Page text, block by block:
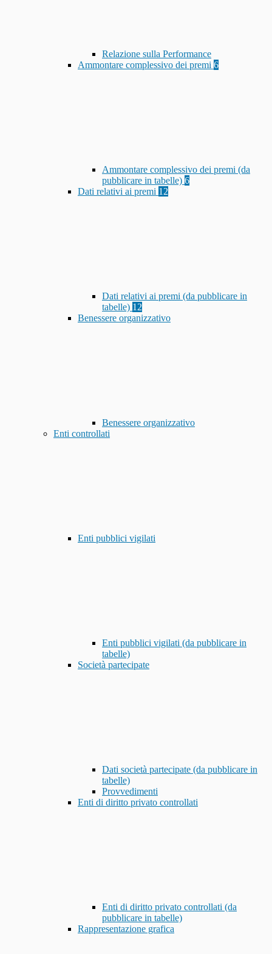
Relazione sulla Performance
Ammontare complessivo dei premi 6
Ammontare complessivo dei premi (da
pubblicare in tabelle) 6
Dati relativi ai premi 12
Dati relativi ai premi (da pubblicare in
tabelle) 12
Benessere organizzativo
Benessere organizzativo
Enti controllati
Enti pubblici vigilati
Enti pubblici vigilati (da pubblicare in
tabelle)
Società partecipate
Dati società partecipate (da pubblicare in
tabelle)
Provvedimenti
Enti di diritto privato controllati
Enti di diritto privato controllati (da
pubblicare in tabelle)
Rappresentazione grafica